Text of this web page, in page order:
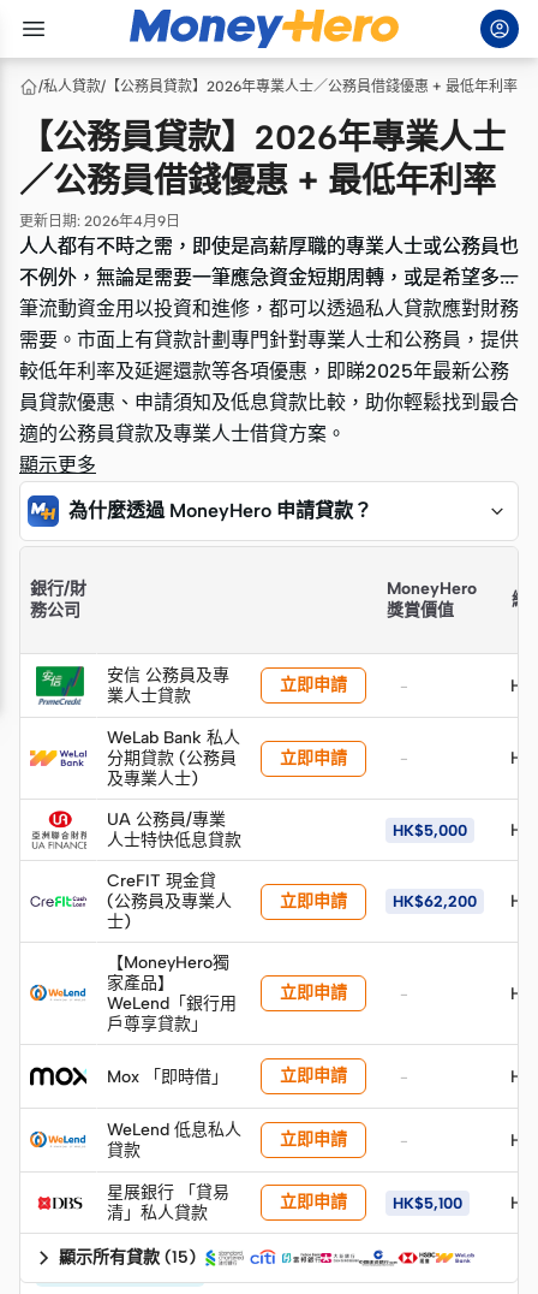
/私人貸款/ 【公務員貸款】2026年專業人士／公務員借錢優惠 + 最低年利率
【公務員貸款】2026年專業人士
／公務員借錢優惠 + 最低年利率
更新日期: 2026年4月9日
人人都有不時之需，即使是高薪厚職的專業人士或公務員也
不例外，無論是需要一筆應急資金短期周轉，或是希望多一
筆流動資金用以投資和進修，都可以透過私人貸款應對財務
需要。市面上有貸款計劃專門針對專業人士和公務員，提供
較低年利率及延遲還款等各項優惠，即睇2025年最新公務
員貸款優惠、申請須知及低息貸款比較，助你輕鬆找到最合
適的公務員貸款及專業人士借貸方案。
人人都有不時之需，即使是高薪厚職的專業人士或公務員也
不例外，無論是需要一筆應急資金短期周轉，或是希望多一
筆流動資金用以投資和進修，都可以透過私人貸款應對財務
需要。市面上有貸款計劃專門針對專業人士和公務員，提供
較低年利率及延遲還款等各項優惠，即睇2025年最新公務
員貸款優惠、申請須知及低息貸款比較，助你輕鬆找到最合
適的公務員貸款及專業人士借貸方案。
顯示更多
為什麼透過 MoneyHero 申請貸款？
銀行/財
務公司
MoneyHero
獎賞價值
總
安信 公務員及專
業人士貸款
立即申請 -
WeLab Bank 私人
分期貸款 (公務員
及專業人士)
立即申請 -
UA 公務員/專業
人士特快低息貸款
HK$5,000
CreFIT 現金貸
(公務員及專業人
士)
立即申請 HK$62,200
【MoneyHero獨
家產品】
WeLend「銀行用
戶尊享貸款」
立即申請 -
Mox 「即時借」 立即申請 -
WeLend 低息私人
貸款
立即申請 -
星展銀行 「貸易
清」私人貸款
立即申請 HK$5,100
顯示所有貸款 (15)